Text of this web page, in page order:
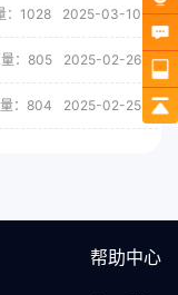
：1028 2025-03-10
：805 2025-02-26
：804 2025-02-25
帮助中心